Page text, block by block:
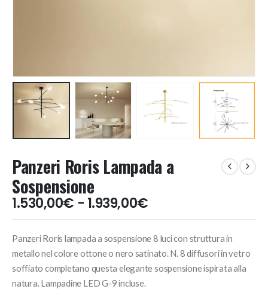
Panzeri Roris Lampada a
Sospensione
1.530,00€ - 1.939,00€Fascia
di
da
1.530,00€
a
Panzeri Roris lampada a sospensione 8 luci con struttura in
metallo nel colore ottone o nero satinato. N. 8 diffusori in vetro
soffiato completano questa elegante sospensione ispirata alla
natura. Lampadine LED G-9 incluse.